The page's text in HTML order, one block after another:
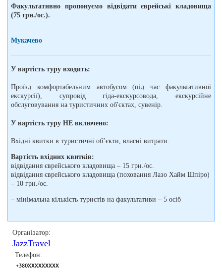
Факультативно пропонуємо відвідати єврейські кладовища
(75 грн./ос.).
Мукачево
У вартість туру входить:
Проїзд комфортабельним автобусом (під час факультативної
екскурсії), супровід гіда-екскурсовода, екскурсійне
обслуговування на туристичних об'єктах, сувенір.
У вартість туру НЕ включено:
Вхідні квитки в туристичні об’єкти, власні витрати.
Вартість вхідних квитків:
відвідання єврейського кладовища – 15 грн./ос.
відвідання єврейського кладовища (поховання Лазо Хайм Шпіро)
– 10 грн./ос.
– мінімальна кількість туристів на факультативи – 5 осіб
Організатор:
JazzTravel
Телефон:
+380XXXXXXXXX